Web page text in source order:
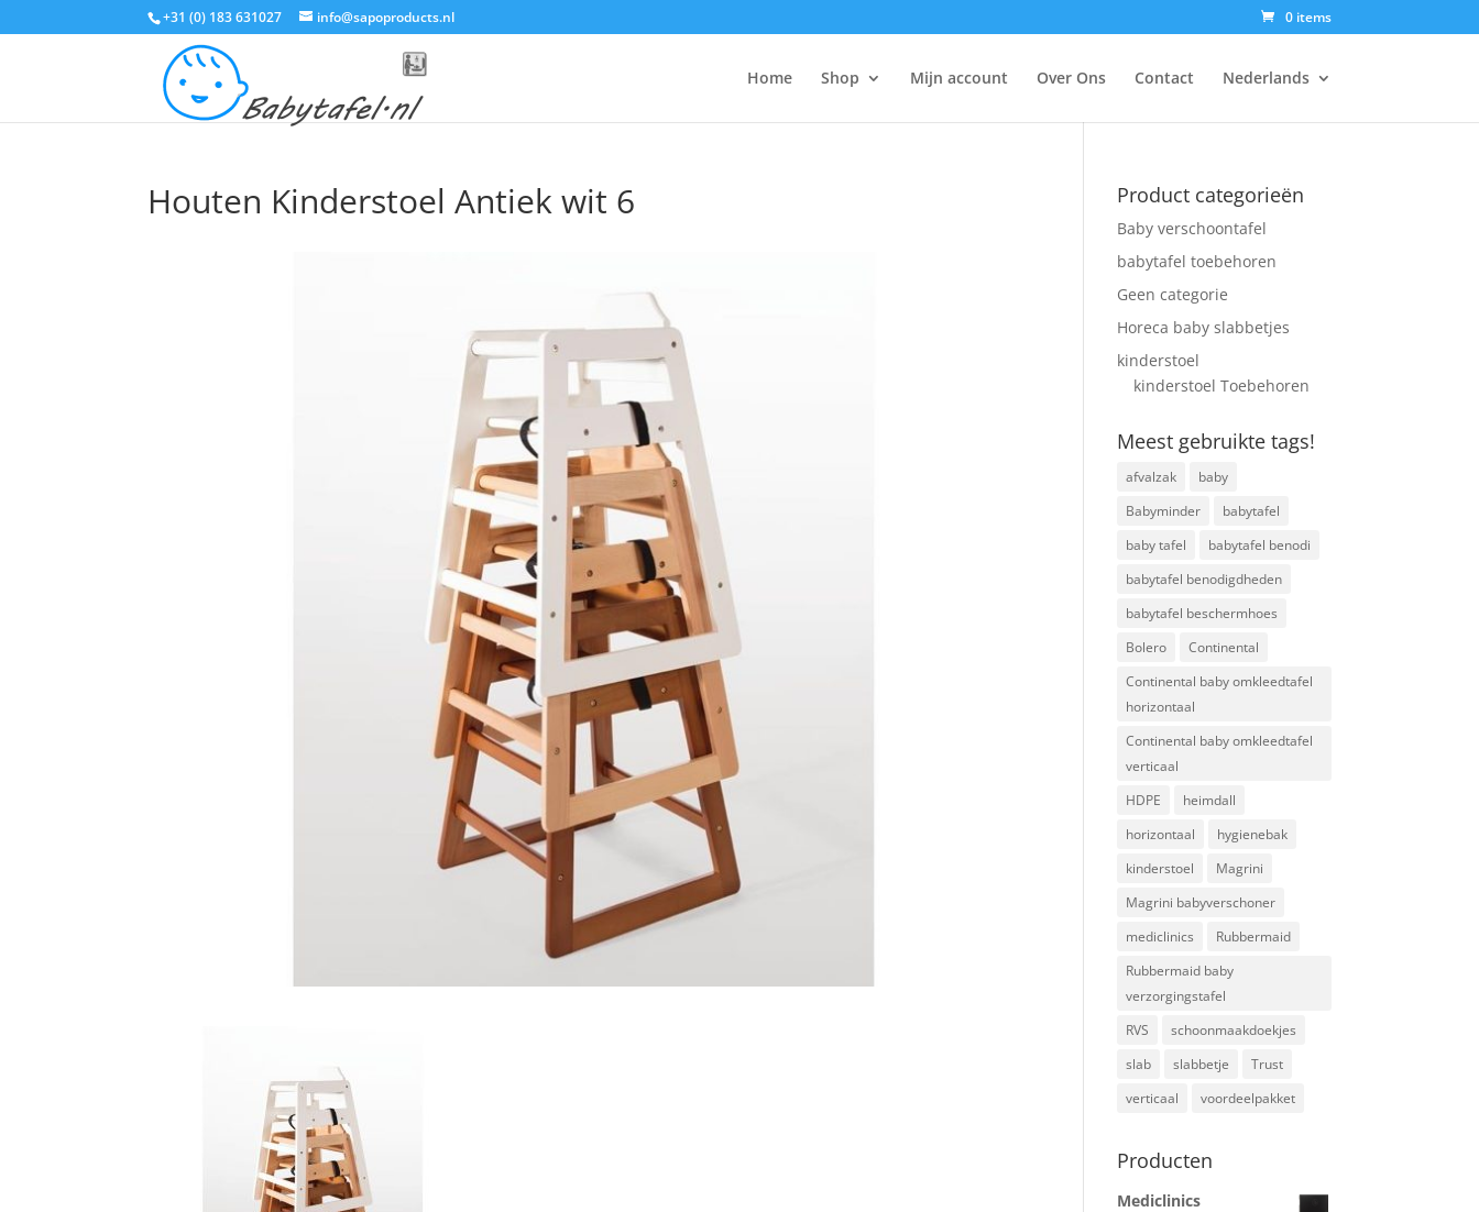
+31 (0) 183 631027 info@sapoproducts.nl 0 items
Home Shop Mijn account Over Ons Contact Nederlands
Houten Kinderstoel Antiek wit 6 Product categorieën
Baby verschoontafel
babytafel toebehoren
Geen categorie
Horeca baby slabbetjes
kinderstoel
kinderstoel Toebehoren
Meest gebruikte tags!
afvalzak
baby
Babyminder
babytafel
baby tafel
babytafel benodi
babytafel benodigdheden
babytafel beschermhoes
Bolero
Continental
Continental baby omkleedtafel
horizontaal
Continental baby omkleedtafel
verticaal
HDPE
heimdall
horizontaal
hygienebak
kinderstoel
Magrini
Magrini babyverschoner
mediclinics
Rubbermaid
Rubbermaid baby
verzorgingstafel
RVS
schoonmaakdoekjes
slab
slabbetje
Trust
verticaal
voordeelpakket
Producten
Mediclinics